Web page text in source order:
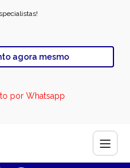
agora mesmo
por Whatsapp